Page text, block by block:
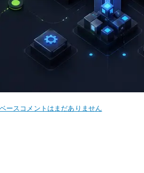
ース CentOS
コメントはまだありません